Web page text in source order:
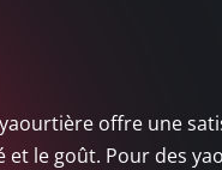
offre une
le goût. Pour des